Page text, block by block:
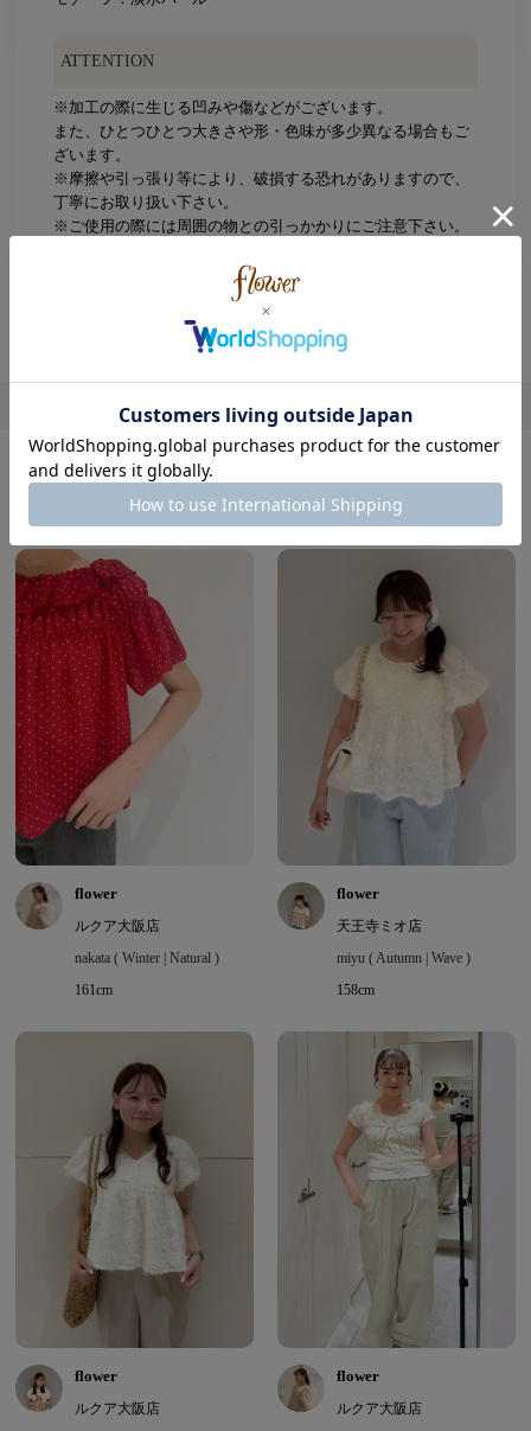
ATTENTION
※加工の際に生じる凹みや傷などがございます。
また、ひとつひとつ大きさや形・色味が多少異なる場合もご
ざいます。
※摩擦や引っ張り等により、破損する恐れがありますので、
丁寧にお取り扱い下さい。
※ご使用の際には周囲の物との引っかかりにご注意下さい。
レビュー件数：
この商品の平均評価：
レビューを書く
この商品を使用したコーディネート
flower
ルクア大阪店
nakata ( Winter | Natural )
161cm
flower
天王寺ミオ店
miyu ( Autumn | Wave )
158cm
flower
ルクア大阪店
flower
ルクア大阪店